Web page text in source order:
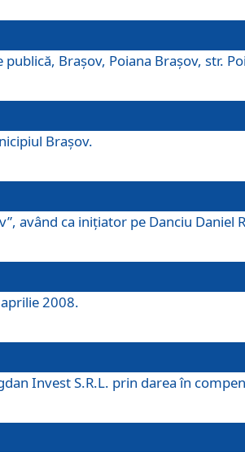
Braşov, Poiana Braşov, str.
Braşov.
având ca iniţiator pe Danciu Daniel
2008.
Invest S.R.L. prin darea în